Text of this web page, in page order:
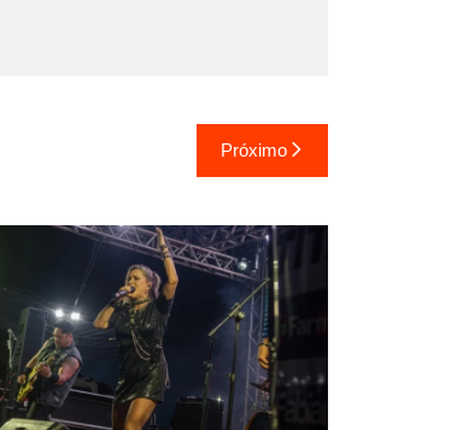
Próximo